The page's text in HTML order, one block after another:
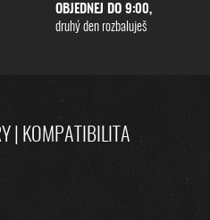
OBJEDNEJ DO 9:00,
druhý den rozbaluješ
| KOMPATIBILITA